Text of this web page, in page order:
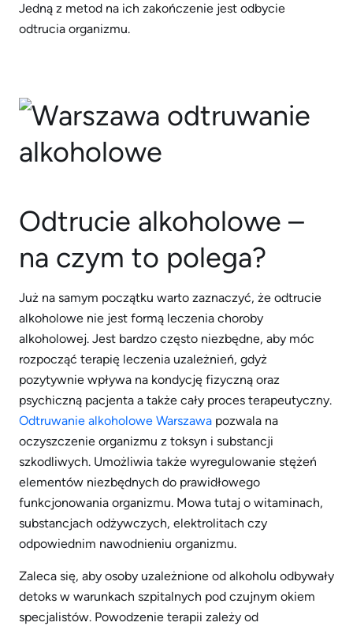
Jedną z metod na ich zakończenie jest odbycie
odtrucia organizmu.
Odtrucie alkoholowe –
na czym to polega?
Już na samym początku warto zaznaczyć, że odtrucie
alkoholowe nie jest formą leczenia choroby
alkoholowej. Jest bardzo często niezbędne, aby móc
rozpocząć terapię leczenia uzależnień, gdyż
pozytywnie wpływa na kondycję fizyczną oraz
psychiczną pacjenta a także cały proces terapeutyczny.
Odtruwanie alkoholowe Warszawa pozwala na
oczyszczenie organizmu z toksyn i substancji
szkodliwych. Umożliwia także wyregulowanie stężeń
elementów niezbędnych do prawidłowego
funkcjonowania organizmu. Mowa tutaj o witaminach,
substancjach odżywczych, elektrolitach czy
odpowiednim nawodnieniu organizmu.
Zaleca się, aby osoby uzależnione od alkoholu odbywały
detoks w warunkach szpitalnych pod czujnym okiem
specjalistów. Powodzenie terapii zależy od